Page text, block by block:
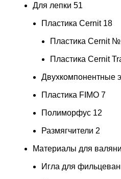
Для лепки 51
Пластика Cernit 18
Пластика Cernit
Пластика Cernit
Двухкомпонентные
Пластика FIMO 7
Полиморфус 12
Размягчители 2
Материалы для
Игла для